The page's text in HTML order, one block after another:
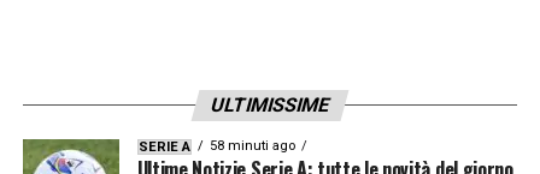
ULTIMISSIME
SERIE A 58 minuti ago